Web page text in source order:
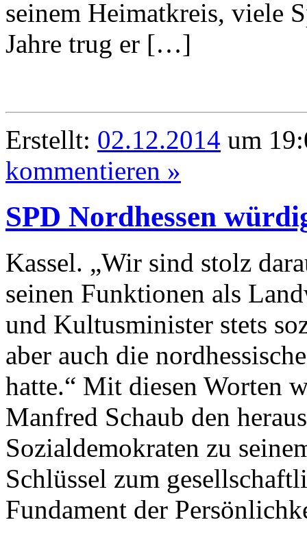
seinem Heimatkreis, viele
Jahre trug er […]
Erstellt: 02.12.2014 um
kommentieren »
SPD Nordhessen
Kassel. „Wir sind stolz
seinen Funktionen als
und Kultusminister stets
aber auch die
hatte.“ Mit diesen Worten
Manfred Schaub den
Sozialdemokraten zu
Schlüssel zum
Fundament der